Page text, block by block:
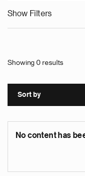
Show Filters
Showing 0 results
Sort by
No content has